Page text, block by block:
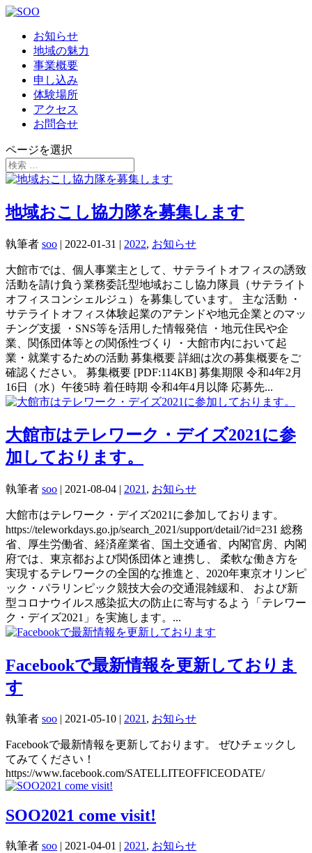
お知らせ
地域の魅力
事業概要
申し込み
体験場所
アクセス
お問合せ
ページを選択
地域おこし協力隊を募集します
執筆者 soo | 2022-01-31 | 2022, お知らせ
大館市では、個人事業主として、サテライトオフィスの誘致
活動を請け負う業務委託型地域おこし協力隊員（サテライト
オフィスコンシェルジュ）を募集しています。 主な活動 ・
サテライトオフィス体験起業のアテンドや地元企業とのマッ
チング支援 ・SNS等を活用した情報発信 ・地元住民や企
業、関係団体等との関係性づくり ・大館市内において起
業・就業するための活動 募集概要 詳細は次の募集概要をご
確認ください。 募集概要 [PDF:114KB] 募集期限 令和4年2月
16日（水）午後5時 着任時期 令和4年4月以降 応募先...
大館市はテレワーク・デイズ2021に参
加しております。
執筆者 soo | 2021-08-04 | 2021 , お知らせ
大館市はテレワーク・デイズ2021に参加しております。
https://teleworkdays.go.jp/search_2021/support/detail/?id=231 総務
省、厚生労働省、経済産業省、国土交通省、内閣官房、内閣
府では、東京都および関係団体と連携し、 柔軟な働き方を
実現するテレワークの全国的な推進と、2020年東京オリンピ
ック・パラリンピック競技大会の交通混雑緩和、 および新
型コロナウイルス感染拡大の防止に寄与するよう「テレワー
ク・デイズ2021」を実施します。...
Facebookで最新情報を更新しておりま
す
執筆者 soo | 2021-05-10 | 2021, お知らせ
Facebookで最新情報を更新しております。 ぜひチェックし
てみてください！
https://www.facebook.com/SATELLITEOFFICEODATE/
SOO2021 come visit!
執筆者 soo | 2021-04-01 | 2021 , お知らせ